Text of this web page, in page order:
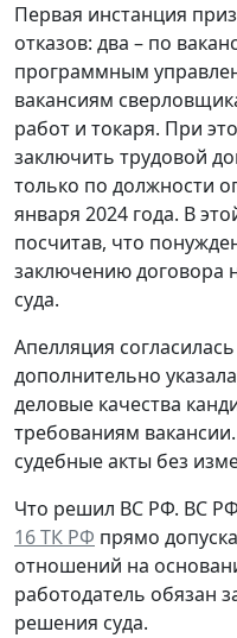
Первая инстанция
отказов: два – по
программным
вакансиям
работ и токаря. При
заключить трудовой
только по должности
января 2024 года. В
посчитав, что
заключению договора
суда.
Апелляция
дополнительно
деловые качества
требованиям
судебные акты без
Что решил ВС РФ. ВС
16 ТК РФ прямо
отношений на
работодатель обязан
решения суда.